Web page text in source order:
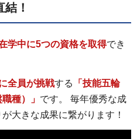
！
学中に5つの資格を取得でき
全員が挑戦する
「技能五輪
種）」 です。 毎年優秀な成
大きな成果に繋がります！